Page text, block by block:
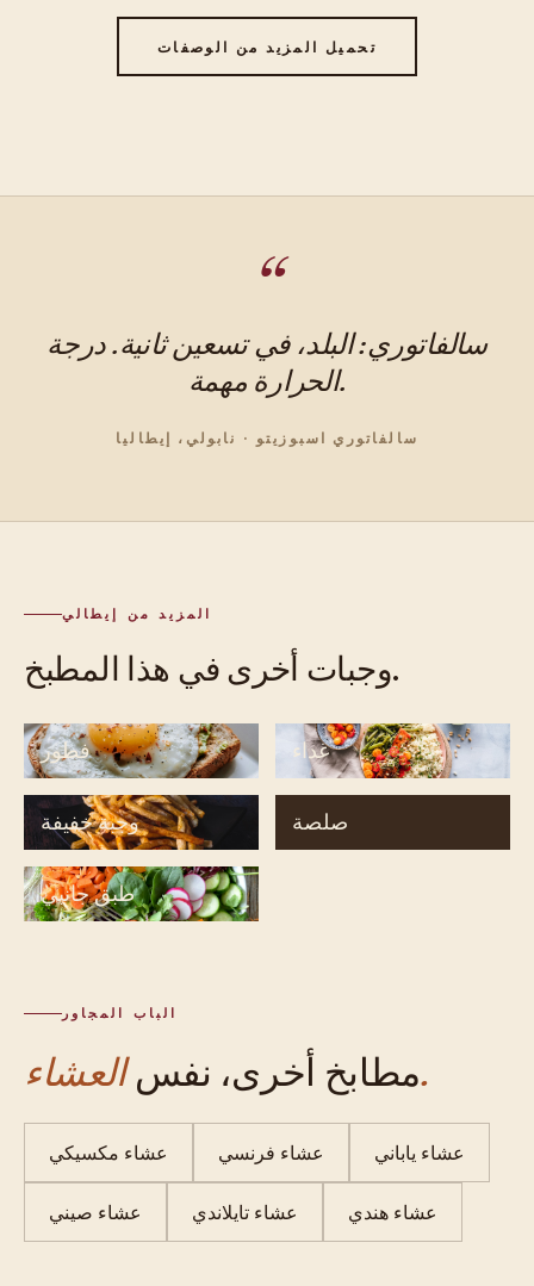
تحميل المزيد من الوصفات
سالفاتوري: البلد، في تسعين ثانية. درجة
الحرارة مهمة.
سالفاتوري اسبوزيتو · نابولي، إيطاليا
المزيد من إيطالي
وجبات أخرى في هذا المطبخ.
فطور غداء
وجبة خفيفة صلصة
طبق جانبي
الباب المجاور
مطابخ أخرى، نفسالعشاء.
عشاء مكسيكي عشاء فرنسي عشاء ياباني
عشاء صيني عشاء تايلاندي عشاء هندي